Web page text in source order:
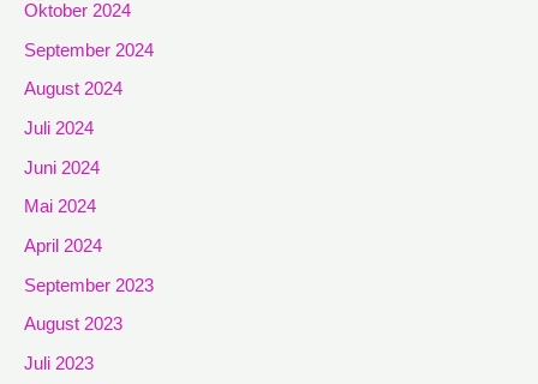
Oktober 2024
September 2024
August 2024
Juli 2024
Juni 2024
Mai 2024
April 2024
September 2023
August 2023
Juli 2023